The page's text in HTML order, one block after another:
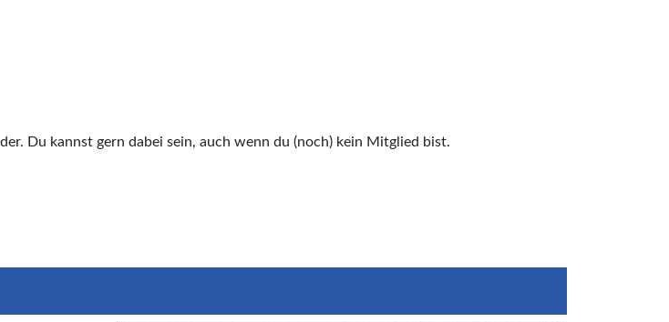
Du kannst gern dabei sein, auch wenn du (noch) kein Mitglied bist.